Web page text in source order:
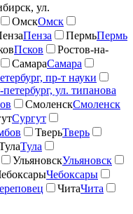
ул.
ОмскОмск
Пенза ПермьПермь
Псков
Ростов-на-
СамараСамара
пр-т науки
ул. типанова
СмоленскСмоленск
Сургут
ТверьТверь
Тула
УльяновскУльяновск
Чебоксары
ЧитаЧита